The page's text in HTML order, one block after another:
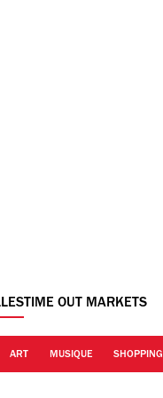
TIME OUT MARKETS
ART MUSIQUE SHOPPING